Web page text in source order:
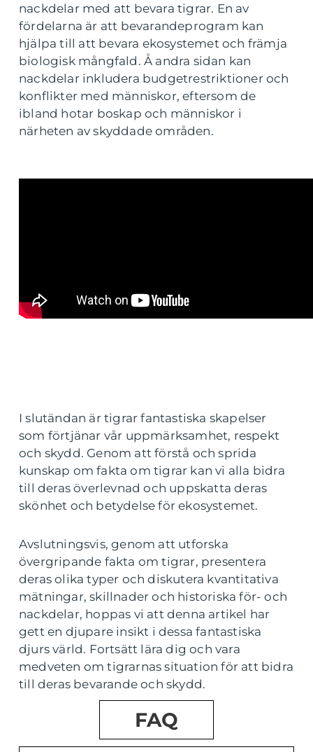
nackdelar med att bevara tigrar. En av
fördelarna är att bevarandeprogram kan
hjälpa till att bevara ekosystemet och främja
biologisk mångfald. Å andra sidan kan
nackdelar inkludera budgetrestriktioner och
konflikter med människor, eftersom de
ibland hotar boskap och människor i
närheten av skyddade områden.
I slutändan är tigrar fantastiska skapelser
som förtjänar vår uppmärksamhet, respekt
och skydd. Genom att förstå och sprida
kunskap om fakta om tigrar kan vi alla bidra
till deras överlevnad och uppskatta deras
skönhet och betydelse för ekosystemet.
Avslutningsvis, genom att utforska
övergripande fakta om tigrar, presentera
deras olika typer och diskutera kvantitativa
mätningar, skillnader och historiska för- och
nackdelar, hoppas vi att denna artikel har
gett en djupare insikt i dessa fantastiska
djurs värld. Fortsätt lära dig och vara
medveten om tigrarnas situation för att bidra
till deras bevarande och skydd.
FAQ